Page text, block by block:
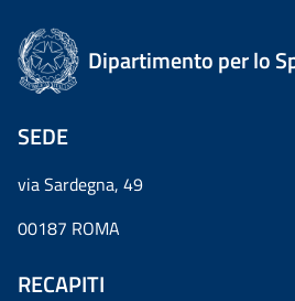
Dipartimento per lo
SEDE
via Sardegna, 49
00187 ROMA
RECAPITI